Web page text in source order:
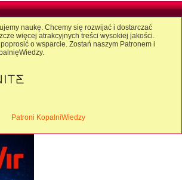
naukę. Chcemy się rozwijać i dostarczać
więcej atrakcyjnych treści wysokiej jakości.
o wsparcie. Zostań naszym Patronem i
Patroni KopalniWiedzy